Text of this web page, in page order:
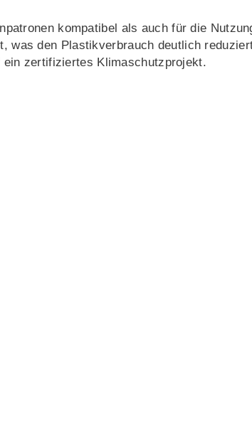
kompatibel als auch für die
was den Plastikverbrauch deutlich
zertifiziertes Klimaschutzprojekt.